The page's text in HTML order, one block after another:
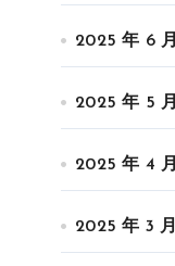
2025 年 6 月
2025 年 5 月
2025 年 4 月
2025 年 3 月